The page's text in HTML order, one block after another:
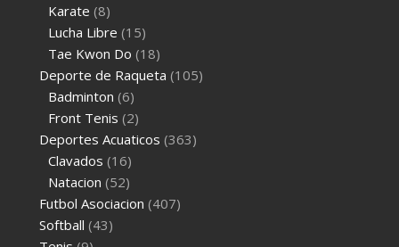
Karate (8)
Lucha Libre (15)
Tae Kwon Do (18)
Deporte de Raqueta (105)
Badminton (6)
Front Tenis (2)
Deportes Acuaticos (363)
Clavados (16)
Natacion (52)
Futbol Asociacion (407)
Softball (43)